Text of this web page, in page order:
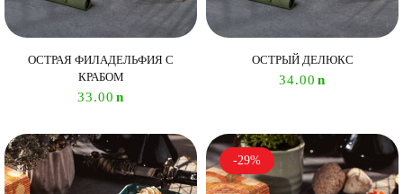
ОСТРАЯ ФИЛАДЕЛЬФИЯ С
КРАБОМ
33.00 n
ОСТРЫЙ ДЕЛЮКС
34.00 n
-29%